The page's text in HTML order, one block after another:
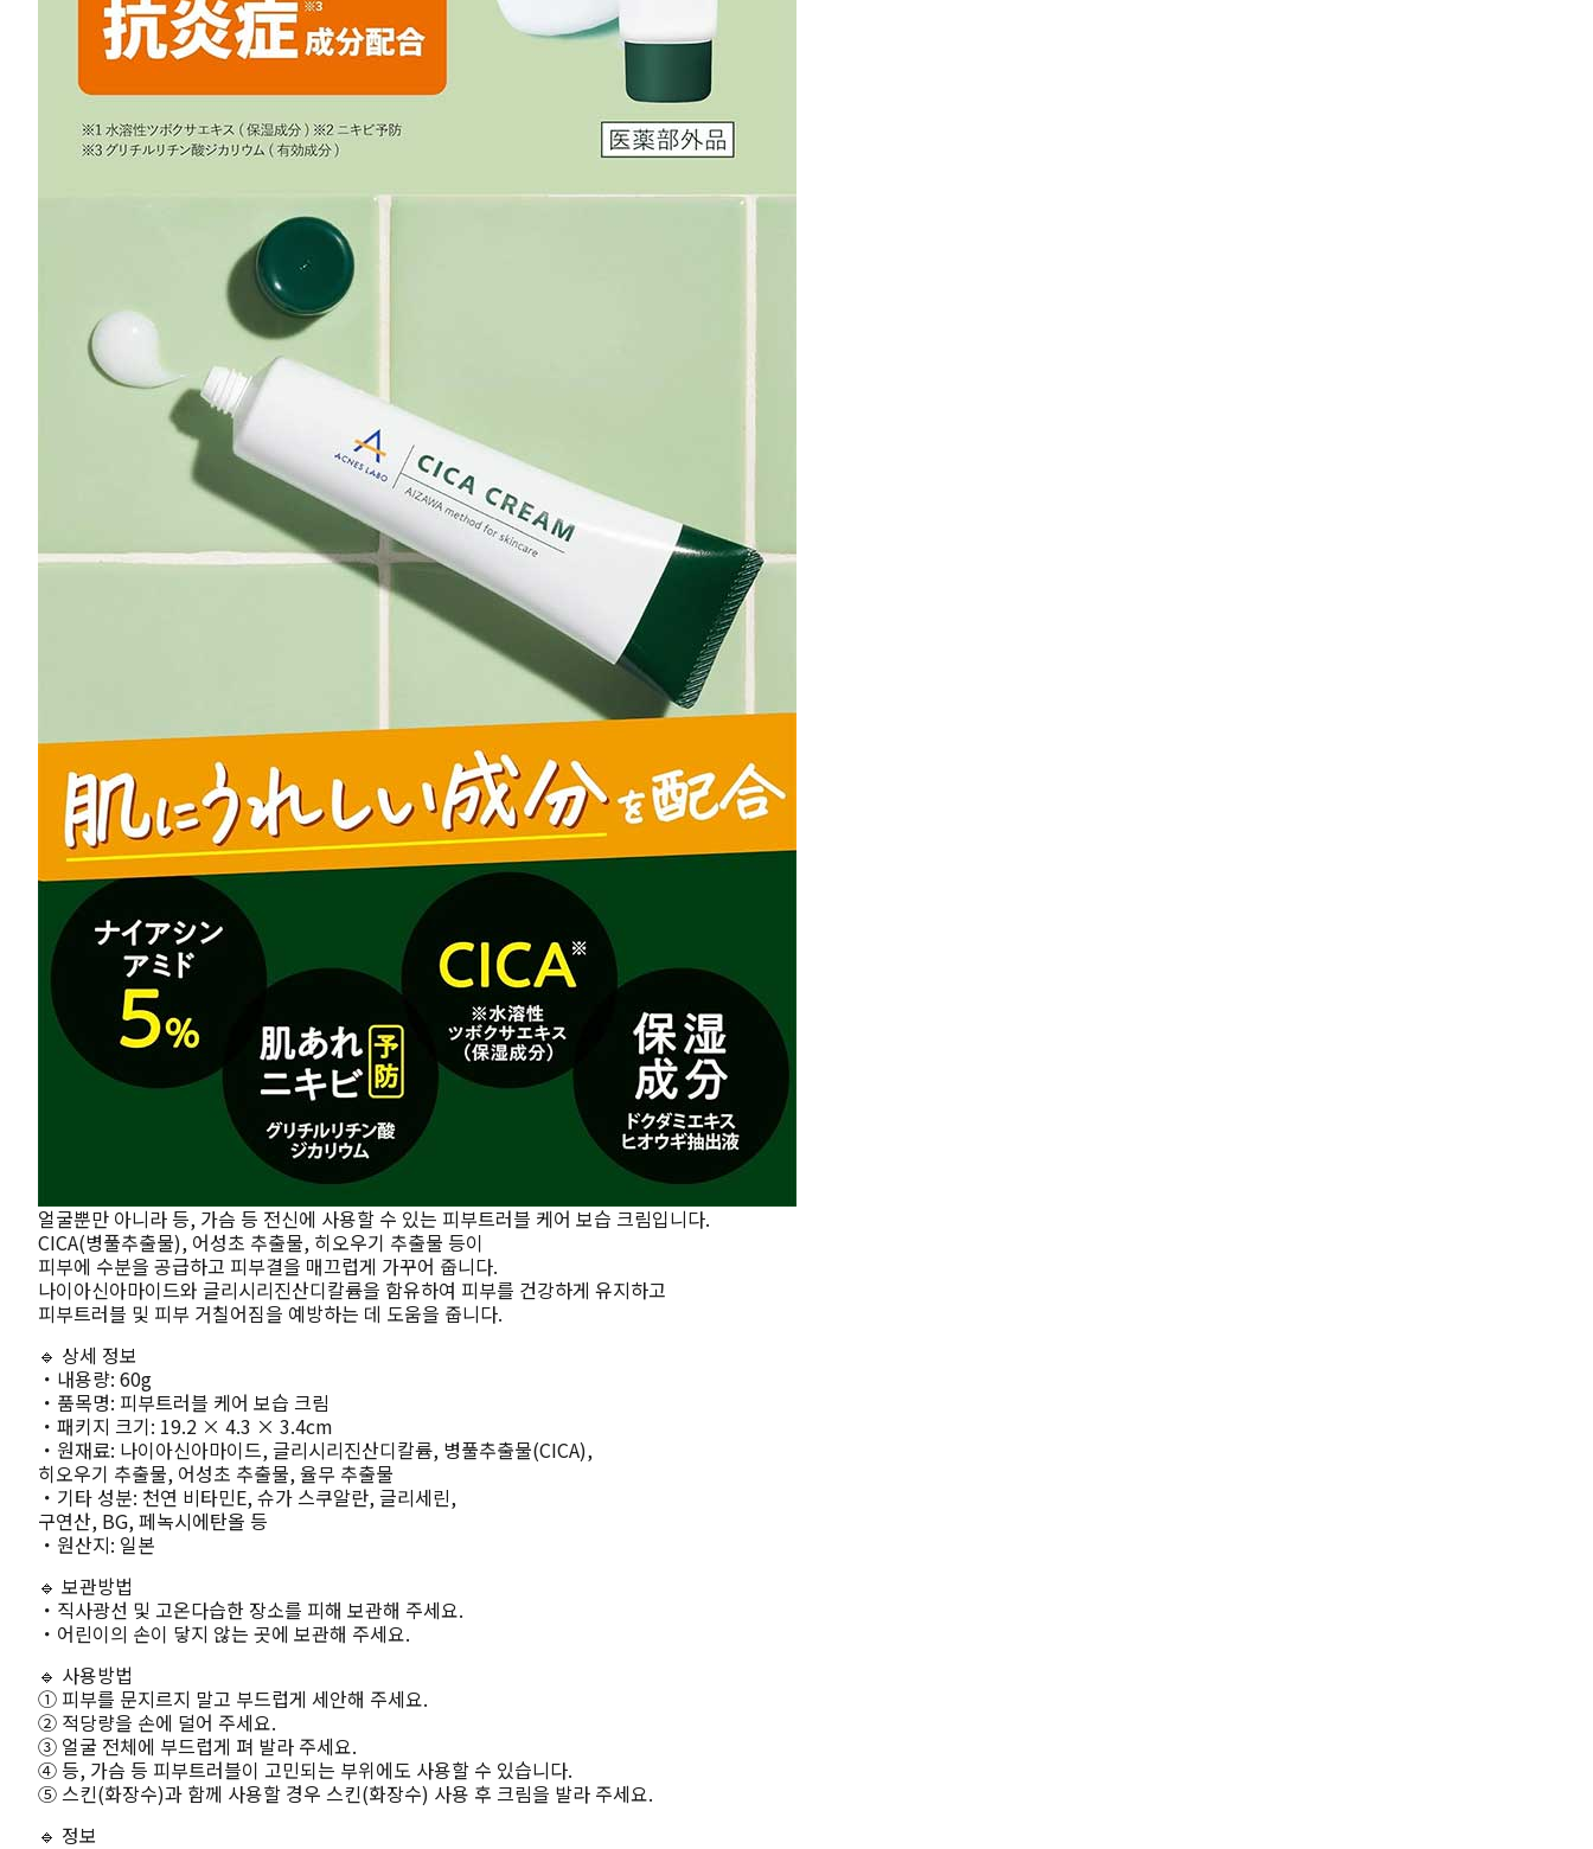
얼굴뿐만 아니라 등, 가슴 등 전신에 사용할 수 있는 피부트러블 케어 보습 크림입니다.
CICA(병풀추출물), 어성초 추출물, 히오우기 추출물 등이
피부에 수분을 공급하고 피부결을 매끄럽게 가꾸어 줍니다.
나이아신아마이드와 글리시리진산디칼륨을 함유하여 피부를 건강하게 유지하고
피부트러블 및 피부 거칠어짐을 예방하는 데 도움을 줍니다.
🔹 상세 정보
・내용량: 60g
・품목명: 피부트러블 케어 보습 크림
・패키지 크기: 19.2 × 4.3 × 3.4cm
・원재료: 나이아신아마이드, 글리시리진산디칼륨, 병풀추출물(CICA),
히오우기 추출물, 어성초 추출물, 율무 추출물
・기타 성분: 천연 비타민E, 슈가 스쿠알란, 글리세린,
구연산, BG, 페녹시에탄올 등
・원산지: 일본
🔹 보관방법
・직사광선 및 고온다습한 장소를 피해 보관해 주세요.
・어린이의 손이 닿지 않는 곳에 보관해 주세요.
🔹 사용방법
① 피부를 문지르지 말고 부드럽게 세안해 주세요.
② 적당량을 손에 덜어 주세요.
③ 얼굴 전체에 부드럽게 펴 발라 주세요.
④ 등, 가슴 등 피부트러블이 고민되는 부위에도 사용할 수 있습니다.
⑤ 스킨(화장수)과 함께 사용할 경우 스킨(화장수) 사용 후 크림을 발라 주세요.
🔹 정보